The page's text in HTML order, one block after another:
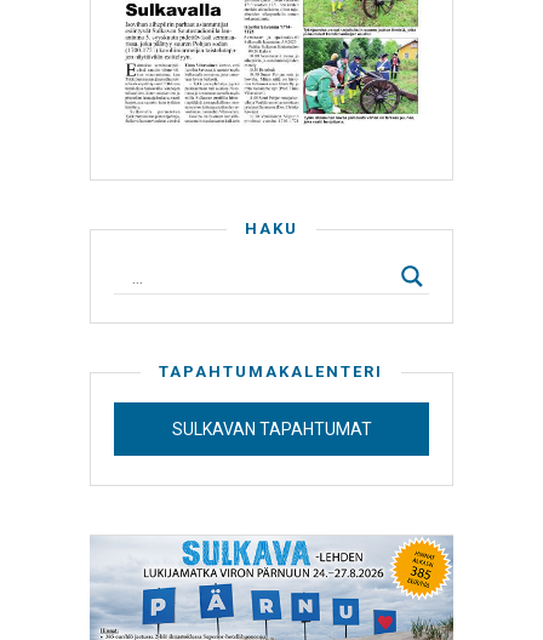
HAKU
TAPAHTUMAKALENTERI
SULKAVAN TAPAHTUMAT